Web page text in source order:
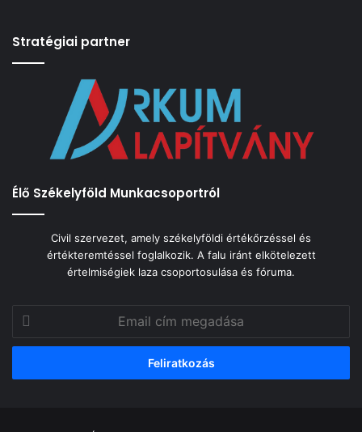
Stratégiai partner
Élő Székelyföld Munkacsoportról
Civil szervezet, amely székelyföldi értékőrzéssel és
értékteremtéssel foglalkozik. A falu iránt elkötelezett
értelmiségiek laza csoportosulása és fóruma.
cím
megadása